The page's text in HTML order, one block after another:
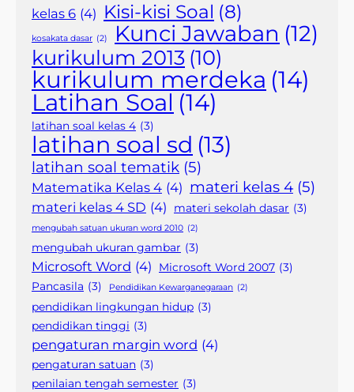
kelas 6 (4) Kisi-kisi Soal (8)
kosakata dasar (2) Kunci Jawaban (12)
kurikulum 2013 (10)
kurikulum merdeka (14)
Latihan Soal (14)
latihan soal kelas 4 (3)
latihan soal sd (13)
latihan soal tematik (5)
Matematika Kelas 4 (4) materi kelas 4 (5)
materi kelas 4 SD (4) materi sekolah dasar (3)
mengubah satuan ukuran word 2010 (2)
mengubah ukuran gambar (3)
Microsoft Word (4) Microsoft Word 2007 (3)
Pancasila (3) Pendidikan Kewarganegaraan (2)
pendidikan lingkungan hidup (3)
pendidikan tinggi (3)
pengaturan margin word (4)
pengaturan satuan (3)
penilaian tengah semester (3)